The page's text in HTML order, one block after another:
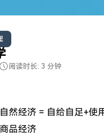
阅读时长: 3 分钟
自然经济 = 自给自足+使
商品经济